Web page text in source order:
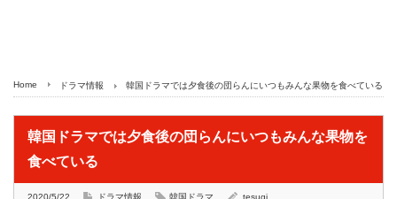
Home ドラマ情報 韓国ドラマでは夕食後の団らんにいつもみんな果物を食べている
韓国ドラマでは夕食後の団らんにいつもみんな果物を
食べている
2020/5/22 ドラマ情報 韓国ドラマ tesugi